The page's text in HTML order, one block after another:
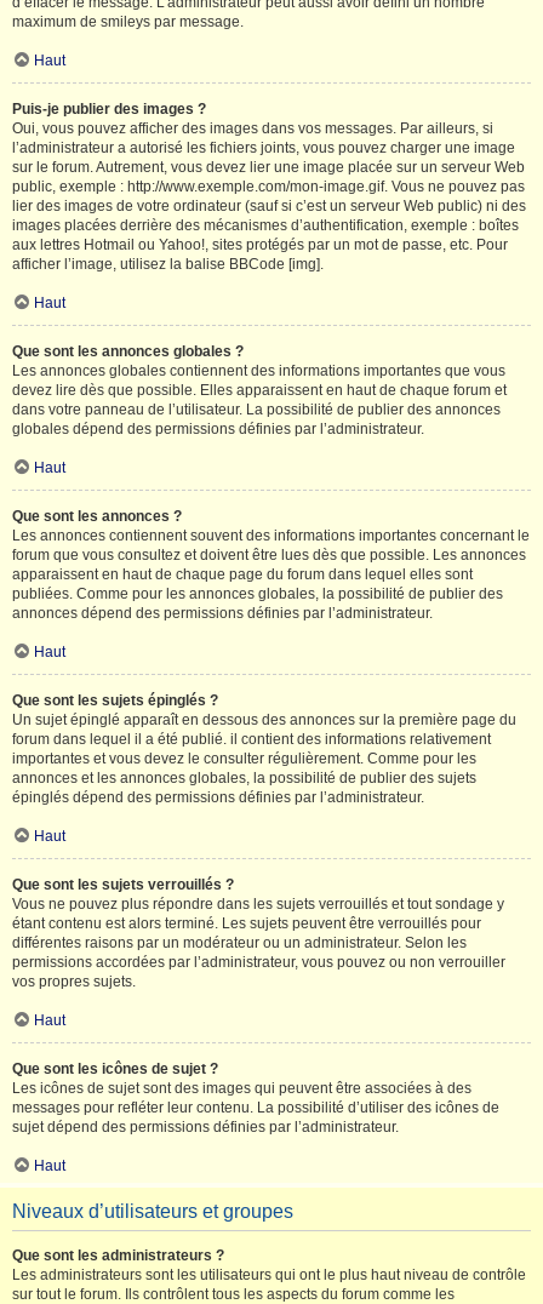
maximum de smileys par message.
Haut
Puis-je publier des images ?
Oui, vous pouvez afficher des images dans vos messages. Par ailleurs, si
l’administrateur a autorisé les fichiers joints, vous pouvez charger une image
sur le forum. Autrement, vous devez lier une image placée sur un serveur Web
public, exemple : http://www.exemple.com/mon-image.gif. Vous ne pouvez pas
lier des images de votre ordinateur (sauf si c’est un serveur Web public) ni des
images placées derrière des mécanismes d’authentification, exemple : boîtes
aux lettres Hotmail ou Yahoo!, sites protégés par un mot de passe, etc. Pour
afficher l’image, utilisez la balise BBCode [img].
Haut
Que sont les annonces globales ?
Les annonces globales contiennent des informations importantes que vous
devez lire dès que possible. Elles apparaissent en haut de chaque forum et
dans votre panneau de l’utilisateur. La possibilité de publier des annonces
globales dépend des permissions définies par l’administrateur.
Haut
Que sont les annonces ?
Les annonces contiennent souvent des informations importantes concernant le
forum que vous consultez et doivent être lues dès que possible. Les annonces
apparaissent en haut de chaque page du forum dans lequel elles sont
publiées. Comme pour les annonces globales, la possibilité de publier des
annonces dépend des permissions définies par l’administrateur.
Haut
Que sont les sujets épinglés ?
Un sujet épinglé apparaît en dessous des annonces sur la première page du
forum dans lequel il a été publié. il contient des informations relativement
importantes et vous devez le consulter régulièrement. Comme pour les
annonces et les annonces globales, la possibilité de publier des sujets
épinglés dépend des permissions définies par l’administrateur.
Haut
Que sont les sujets verrouillés ?
Vous ne pouvez plus répondre dans les sujets verrouillés et tout sondage y
étant contenu est alors terminé. Les sujets peuvent être verrouillés pour
différentes raisons par un modérateur ou un administrateur. Selon les
permissions accordées par l’administrateur, vous pouvez ou non verrouiller
vos propres sujets.
Haut
Que sont les icônes de sujet ?
Les icônes de sujet sont des images qui peuvent être associées à des
messages pour refléter leur contenu. La possibilité d’utiliser des icônes de
sujet dépend des permissions définies par l’administrateur.
Haut
Niveaux d’utilisateurs et groupes
Que sont les administrateurs ?
Les administrateurs sont les utilisateurs qui ont le plus haut niveau de contrôle
sur tout le forum. Ils contrôlent tous les aspects du forum comme les